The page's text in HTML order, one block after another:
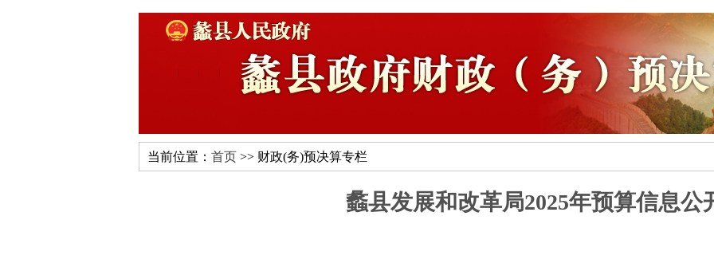
当前位置： 首页 >> 财政(务)预决算专栏
蠡县发展和改革局2025年预算信息公